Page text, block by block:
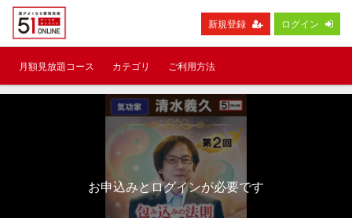
新規登録 ログイン
月額見放題コース カテゴリ ご利用方法
お申込みとログインが必要です